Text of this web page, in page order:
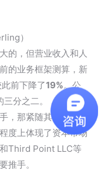
）
的，但营业收入和人
的业务框架测算，新
前下降了19%。公
分之二。
，那紧随其后的分拆
度上体现了资本市场
Third Point LLC等
推手。